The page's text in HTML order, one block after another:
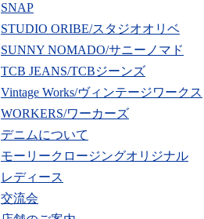
SNAP
STUDIO ORIBE/スタジオオリベ
SUNNY NOMADO/サニーノマド
TCB JEANS/TCBジーンズ
Vintage Works/ヴィンテージワークス
WORKERS/ワーカーズ
デニムについて
モーリークロージングオリジナル
レディース
交流会